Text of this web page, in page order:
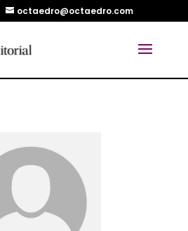
octaedro@octaedro.com